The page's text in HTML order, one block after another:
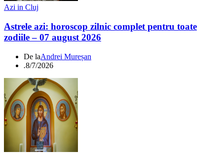
Azi in Cluj
Astrele azi: horoscop zilnic complet pentru toate
zodiile – 07 august 2026
De laAndrei Mureșan
.8/7/2026